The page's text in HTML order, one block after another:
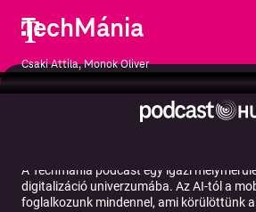
TechMánia
Csaki Attila, Monok Oliver
A Techmánia podcast egy igazi
digitalizáció univerzumába. Az AI-tól a
foglalkozunk mindennel, ami körülöttünk